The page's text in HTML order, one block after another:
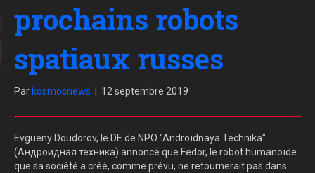
prochains robots
spatiaux russes
Par kosmosnews 12 septembre 2019
Evgueny Doudorov, le DE de NPO "Androïdnaya Technika"
(Андроидная техника) annoncé que Fedor, le robot humanoïde
que sa société a créé, comme prévu, ne retournerait pas dans